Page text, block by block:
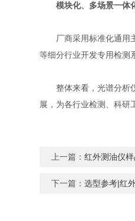
模块化、多场景一体
厂商采用标准化通用主
等细分行业开发专用检测
整体来看，光谱分析仪
展，为各行业检测、科研
上一篇：红外测油仪
下一篇：选型参考|红